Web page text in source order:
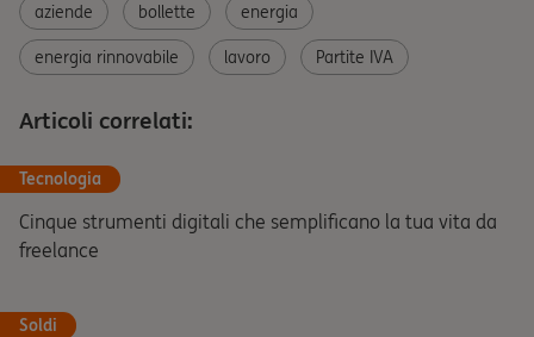
aziende bollette energia
energia rinnovabile lavoro Partite IVA
Articoli correlati:
Tecnologia
Cinque strumenti digitali che semplificano la tua vita da
freelance
Soldi